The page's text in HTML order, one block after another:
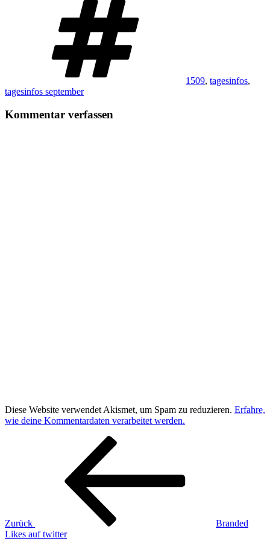
1509, tagesinfos,
tagesinfos september
Kommentar verfassen
Diese Website verwendet Akismet, um Spam zu reduzieren. Erfahre,
wie deine Kommentardaten verarbeitet werden.
Beitragsnavigation
Zurück
Branded
Likes auf twitter